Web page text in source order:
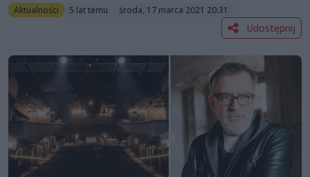
Aktualności 5 lat temu środa, 17 marca 2021 20:31
Udostępnij